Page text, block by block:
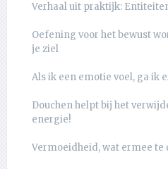
Verhaal uit praktijk:
Oefening voor het bewust
je ziel
Als ik een emotie voel, ga ik
Douchen helpt bij het
energie!
Vermoeidheid, wat ermee te